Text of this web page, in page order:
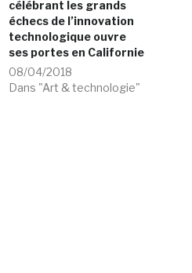
célébrant les grands
échecs de l’innovation
technologique ouvre
ses portes en Californie
08/04/2018
Dans "Art & technologie"